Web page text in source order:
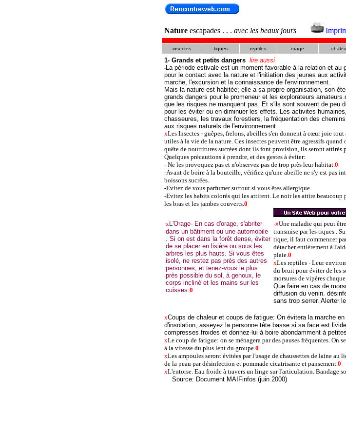
Nature escapades . . . avec les beaux jours
insectes tiques reptiles orage
1- Grands et petits dangers lire aussi
-La période estivale est un moment favorable à la relation et
pour le contact avec la nature et l'initiation des jeunes aux
marche, l'excursion et la connaissance de l'environnement.
Mais la nature est habitée; elle a sa propre organisation, son
grands dangers pour le promeneur et les explorateurs
que les risques ne manquent pas. Et s'ils sont souvent de peu
pour les éviter ou en diminuer les effets. Les activites
chasseures, les travaux forestiers, la fréquentation des
aux risques naturels de l'environnement.
xLes Insectes - guêpes, frelons, abeilles s'en donnent à cœur joie
utiles à la vie de la nature. Ces insectes peuvent être agressifs
quête de nourritures sucrées dont ils font provision, ils seront attirés
Quelques précautions à prendre, et des gestes à éviter:
- Ne les provoquez pas et n'observez pas de trop près leur habitat.0
-Avant de boire à la bouteille, vérifiez qu'une abeille ne s'y est pas
boissons sucrées.
-Evitez de vous parfumer surtout si vous êtes allergique.
-Evitez les habits colorés qui les attirent. Le noir les attire
les bras et les jambes couverts.0
xL'Orage- En cas d'orage, s'abriter
dans un bâtiment ou une automobile
. Si on est dans la forêt dense, éviter
de se placer en lisière ou sous les
arbres les plus hauts. Si vous êtes
isolé, ne restez pas près des autres
personnes, et tenez-vous le plus
près possible du sol, à genoux, le
corps incliné et les mains sur les
cuisses.0
-xUne maladie qui peut
transmise par les tiques .
tique, il faut commencer
détacher entièrement à
plaie.0
xLes reptiles - Leur
du bruit pour éviter de les
morsures de vipères
Que faire en cas de
diffusion du venin.
sans trop serrer. Alerter
xCoups de chaleur et coups de fatigue: On évitera la marche
d'insolation, asseyez la personne tête basse si sa face est
compresses froides et donnez-lui à boire abondamment à
xLe coup de fatigue: on se ménagera par des pauses fréquentes. On
à la vitesse du plus lent du groupe.0
xLes ampoules seront évitées par l'usage de chaussettes de laine
de la peau par désinfection et pommade cicatrisante et pansement.0
xL'entorse. Eau froide à travers un linge sur l'articulation. Bandage
Source: Document MAIFinfos (juin